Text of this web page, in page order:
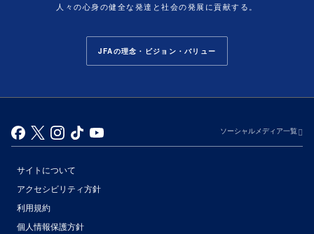
人々の心身の健全な発達と社会の発展に貢献する。
JFAの理念・ビジョン・バリュー
ソーシャルメディア一覧
サイトについて
アクセシビリティ方針
利用規約
個人情報保護方針